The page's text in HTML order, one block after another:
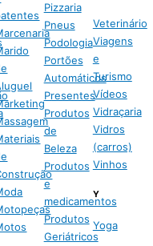
Pizzaria
Pneus
Podologia
Portões
Automáticos
Presentes
Produtos
de
Beleza
Produtos
e
medicamentos
Produtos
Geriátricos
Veterinário
Viagens
e
Turismo
Vídeos
Vidraçaria
Vidros
(carros)
Vinhos
Y
Yoga